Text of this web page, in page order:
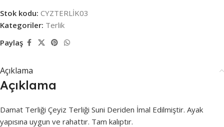
Stok kodu: CYZTERLİK03
Kategoriler: Terlik
Paylaş
Açıklama
Açıklama
Damat Terliği Çeyiz Terliği Suni Deriden İmal Edilmiştir. Ayak
yapısına uygun ve rahattır. Tam kalıptır.